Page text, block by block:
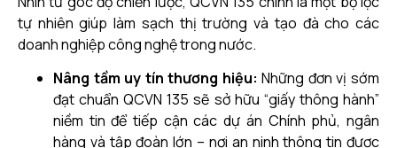
tự nhiên giúp làm sạch thị trường và tạo đà cho các
doanh nghiệp công nghệ trong nước.
Nâng tầm uy tín thương hiệu: Những đơn vị sớm
đạt chuẩn QCVN 135 sẽ sở hữu “giấy thông hành”
niềm tin để tiếp cận các dự án Chính phủ, ngân
hàng và tập đoàn lớn – nơi an ninh thông tin được